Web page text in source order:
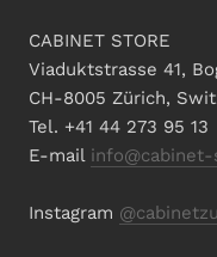
CABINET STORE
Viaduktstrasse 41,
CH-8005 Zürich,
Tel. +41 44 273 95 13
E-mail
Instagram